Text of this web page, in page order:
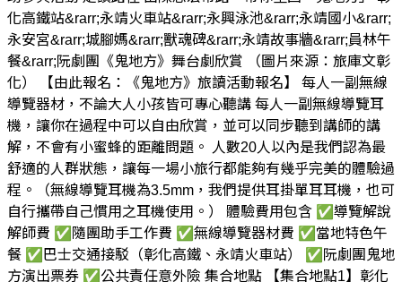
化高鐵站&rarr;永靖火車站&rarr;永興泳池&rarr;永靖國小&rarr;
永安宮&rarr;城腳媽&rarr;獸魂碑&rarr;永靖故事牆&rarr;員林午
餐&rarr;阮劇團《鬼地方》舞台劇欣賞 （圖片來源：旅庫文彰
化） 【由此報名：《鬼地方》旅讀活動報名】 每人一副無線
導覽器材，不論大人小孩皆可專心聽講 每人一副無線導覽耳
機，讓你在過程中可以自由欣賞，並可以同步聽到講師的講
解，不會有小蜜蜂的距離問題。 人數20人以內是我們認為最
舒適的人群狀態，讓每一場小旅行都能夠有幾乎完美的體驗過
程。（無線導覽耳機為3.5mm，我們提供耳掛單耳耳機，也可
自行攜帶自己慣用之耳機使用。） 體驗費用包含 ✅導覽解說
解師費 ✅隨團助手工作費 ✅無線導覽器材費 ✅當地特色午
餐 ✅巴士交通接駁（彰化高鐵、永靖火車站） ✅阮劇團鬼地
方演出票券 ✅公共責任意外險 集合地點 【集合地點1】彰化